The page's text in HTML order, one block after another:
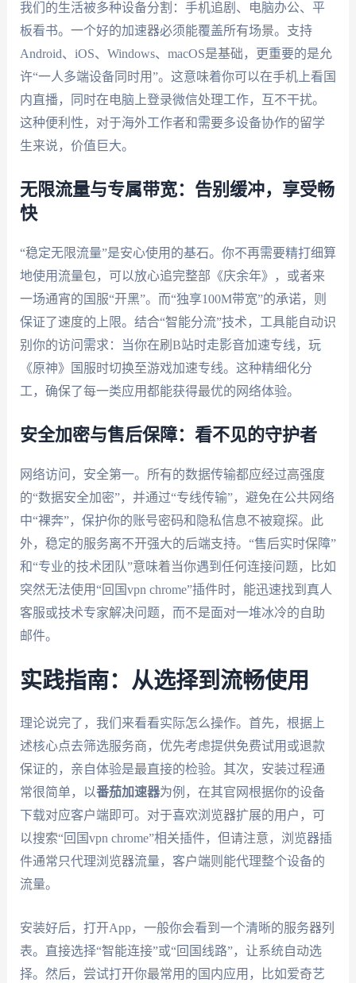
我们的生活被多种设备分割：手机追剧、电脑办公、平
板看书。一个好的加速器必须能覆盖所有场景。支持
Android、iOS、Windows、macOS是基础，更重要的是允
许“一人多端设备同时用”。这意味着你可以在手机上看国
内直播，同时在电脑上登录微信处理工作，互不干扰。
这种便利性，对于海外工作者和需要多设备协作的留学
生来说，价值巨大。
无限流量与专属带宽：告别缓冲，享受畅
快
“稳定无限流量”是安心使用的基石。你不再需要精打细算
地使用流量包，可以放心追完整部《庆余年》，或者来
一场通宵的国服“开黑”。而“独享100M带宽”的承诺，则
保证了速度的上限。结合“智能分流”技术，工具能自动识
别你的访问需求：当你在刷B站时走影音加速专线，玩
《原神》国服时切换至游戏加速专线。这种精细化分
工，确保了每一类应用都能获得最优的网络体验。
安全加密与售后保障：看不见的守护者
网络访问，安全第一。所有的数据传输都应经过高强度
的“数据安全加密”，并通过“专线传输”，避免在公共网络
中“裸奔”，保护你的账号密码和隐私信息不被窥探。此
外，稳定的服务离不开强大的后端支持。“售后实时保障”
和“专业的技术团队”意味着当你遇到任何连接问题，比如
突然无法使用“回国vpn chrome”插件时，能迅速找到真人
客服或技术专家解决问题，而不是面对一堆冰冷的自助
邮件。
实践指南：从选择到流畅使用
理论说完了，我们来看看实际怎么操作。首先，根据上
述核心点去筛选服务商，优先考虑提供免费试用或退款
保证的，亲自体验是最直接的检验。其次，安装过程通
常很简单，以番茄加速器为例，在其官网根据你的设备
下载对应客户端即可。对于喜欢浏览器扩展的用户，可
以搜索“回国vpn chrome”相关插件，但请注意，浏览器插
件通常只代理浏览器流量，客户端则能代理整个设备的
流量。
安装好后，打开App，一般你会看到一个清晰的服务器列
表。直接选择“智能连接”或“回国线路”，让系统自动选
择。然后，尝试打开你最常用的国内应用，比如爱奇艺